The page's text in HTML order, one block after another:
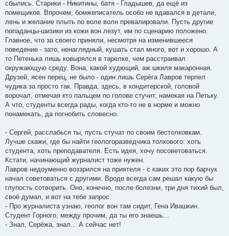
сбылись. Старики - Никитины, батя - Гладышев, да ещё из
помещиков. Впрочем, бомжеписатель особо не вдавался в детали,
лень и желание плыть по воле волн превалировали. Пусть другие
попаданцы-шизики из кожи вон лезут, им по сценарию положено.
Главное, что за своего приняли, несмотря на изменившееся
поведение - зато, ненаглядный, кушать стал много, вот и хорошо. А
то Петенька лишь ковырялся в тарелке, чем расстраивал
окружающую среду. Вона, какой худющий, аж шкиля макаронная.
Друзей, ясен перец, не было - один лишь Серёга Лавров терпел
чудика за просто так. Правда, здесь, в кондитерской, головой
ворочал, отмечая кто пальцем по голове стучит, намекая на Петьку.
А что, студенты всегда рады, когда кто-то не в норме и можно
понамекать, да погнобить словесно.
- Сергей, расслабься ты, пусть стучат по своим бестолковкам.
Лучше скажи, где бы найти геологоразведчика толкового: хоть
студента, хоть преподавателя. Есть идея, хочу посоветоваться.
Кстати, начинающий журналист тоже нужен.
Лавров недоуменно воззрился на приятеля - с каких это пор барчук
начал советоваться с другими. Вроде всегда сам решал какую бы
глупость сотворить. Оно, конечно, после болезни, три дня тихий был,
своё думал, и вот на тебе запрос.
- Про журналиста узнаю, геолог вон там сидит, Гена Ивашкин.
Студент Горного, между прочим, да ты его знаешь...
- Знал, Серёжа, знал... А сейчас нет!